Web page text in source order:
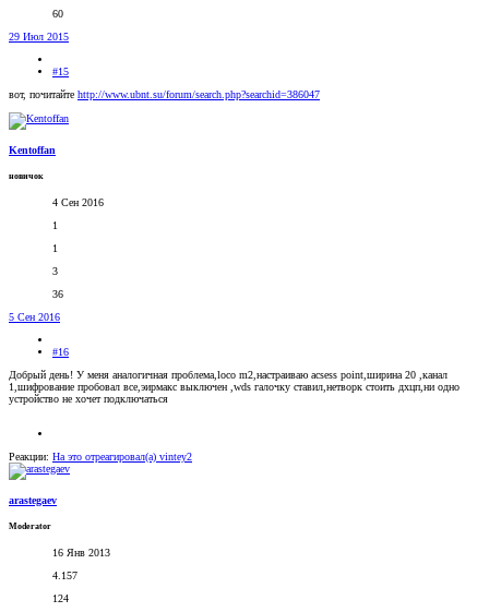
60
29 Июл 2015
#15
вот, почитайте http://www.ubnt.su/forum/search.php?searchid=386047
Kentoffan
новичок
4 Сен 2016
1
1
3
36
5 Сен 2016
#16
Добрый день! У меня аналогичная проблема,loco m2,настраиваю acsess point,ширина 20 ,канал
1,шифрование пробовал все,эирмакс выключен ,wds галочку ставил,нетворк стоить дхцп,ни одно
устройство не хочет подключаться
Реакции: На это отреагировал(а) vintey2
arastegaev
Moderator
16 Янв 2013
4.157
124